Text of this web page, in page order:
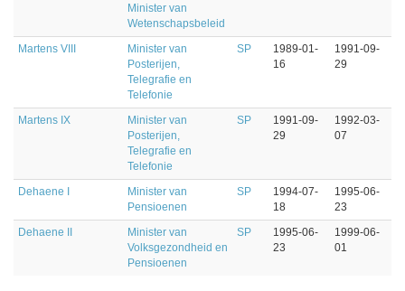
Minister van
Wetenschapsbeleid
Martens VIII
Minister van
Posterijen,
Telegrafie en
Telefonie
SP
1989-01-
16
1991-09-
29
Martens IX
Minister van
Posterijen,
Telegrafie en
Telefonie
SP
1991-09-
29
1992-03-
07
Dehaene I
Minister van
Pensioenen
SP
1994-07-
18
1995-06-
23
Dehaene II
Minister van
Volksgezondheid en
Pensioenen
SP
1995-06-
23
1999-06-
01